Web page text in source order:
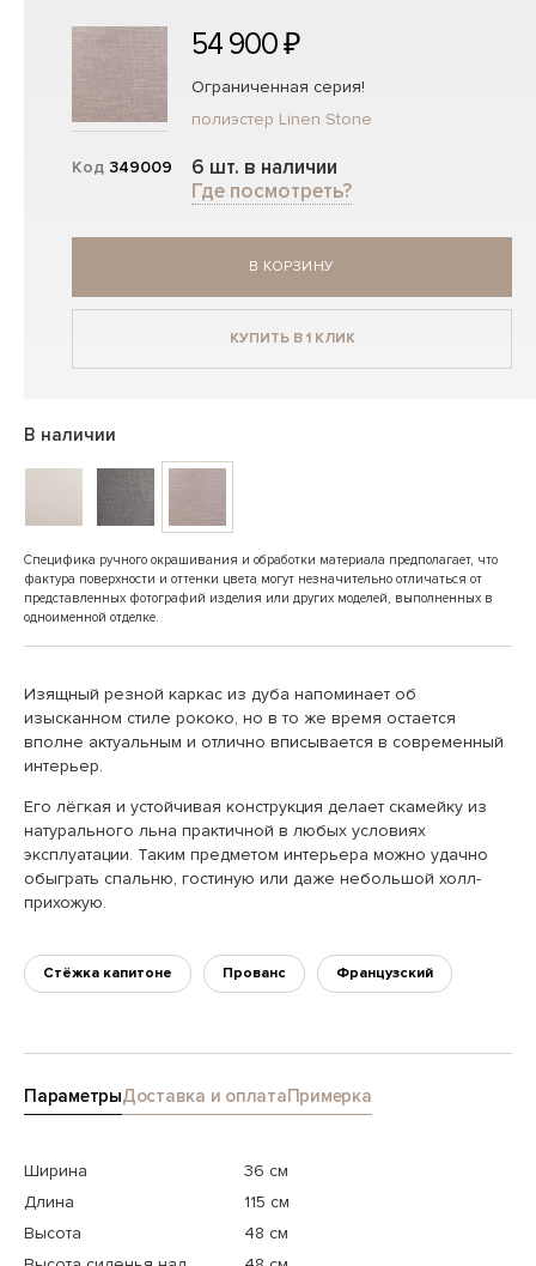
Код 349009
54 900 ₽
Ограниченная серия!
полиэстер Linen Stone
6 шт. в наличии
Где посмотреть?
В КОРЗИНУ
КУПИТЬ В 1 КЛИК
В наличии
Специфика ручного окрашивания и обработки материала предполагает, что
фактура поверхности и оттенки цвета могут незначительно отличаться от
представленных фотографий изделия или других моделей, выполненных в
одноименной отделке.
Изящный резной каркас из дуба напоминает об
изысканном стиле рококо, но в то же время остается
вполне актуальным и отлично вписывается в современный
интерьер.
Его лёгкая и устойчивая конструкция делает скамейку из
натурального льна практичной в любых условиях
эксплуатации. Таким предметом интерьера можно удачно
обыграть спальню, гостиную или даже небольшой холл-
прихожую.
Стёжка капитоне Прованс Французский
ПараметрыДоставка и оплатаПримерка
Ширина
36 см
Длина
115 см
Высота
48 см